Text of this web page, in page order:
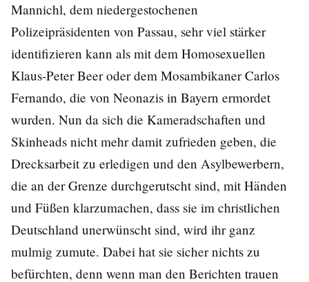
Mannichl, dem niedergestochenen
Polizeipräsidenten von Passau, sehr viel stärker
identifizieren kann als mit dem Homosexuellen
Klaus-Peter Beer oder dem Mosambikaner Carlos
Fernando, die von Neonazis in Bayern ermordet
wurden. Nun da sich die Kameradschaften und
Skinheads nicht mehr damit zufrieden geben, die
Drecksarbeit zu erledigen und den Asylbewerbern,
die an der Grenze durchgerutscht sind, mit Händen
und Füßen klarzumachen, dass sie im christlichen
Deutschland unerwünscht sind, wird ihr ganz
mulmig zumute. Dabei hat sie sicher nichts zu
befürchten, denn wenn man den Berichten trauen